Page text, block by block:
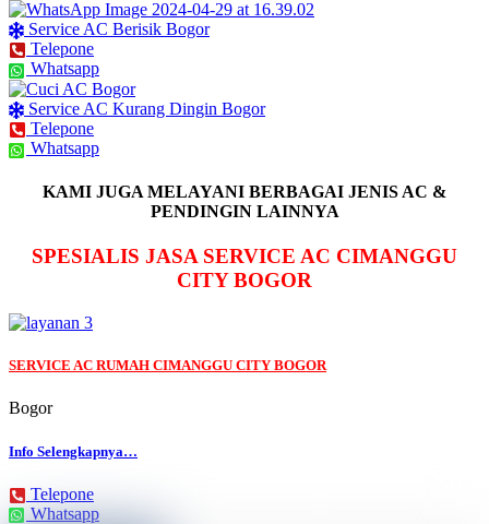
Service AC Berisik Bogor
Telepone
Whatsapp
Service AC Kurang Dingin Bogor
Telepone
Whatsapp
KAMI JUGA MELAYANI BERBAGAI JENIS AC &
PENDINGIN LAINNYA
SPESIALIS JASA SERVICE AC CIMANGGU
CITY BOGOR
SERVICE AC RUMAH CIMANGGU CITY BOGOR
Bogor
Info Selengkapnya…
Telepone
Whatsapp